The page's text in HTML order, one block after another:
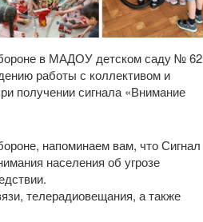
в МАДОУ детском саду № 62
работы с коллективом и
получении сигнала «Внимание
напоминаем вам, что Сигнал
населения об угрозе
телерадиовещания, а также